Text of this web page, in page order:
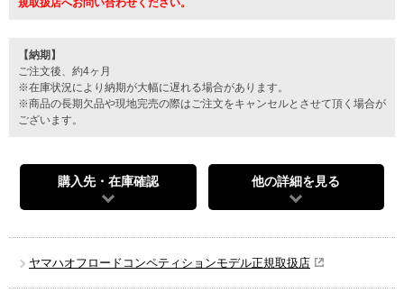
規取扱店へお問い合わせください。
【納期】
ご注文後、約4ヶ月
※在庫状況により納期が大幅に遅れる場合があります。
※商品の長期欠品や現地完売の際はご注文をキャンセルとさせて頂く場合が
ございます。
購入先・在庫確認 他の詳細を見る
ヤマハオフロードコンペティションモデル正規取扱店